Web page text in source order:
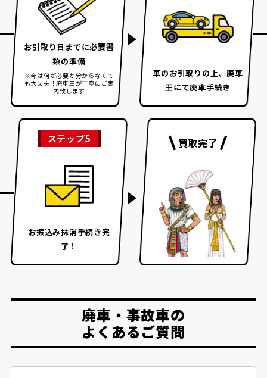
お引取り日までに必要書
類の準備
※今は何が必要か分からなくて
も大丈夫！廃車王が丁寧にご案
内致します
車のお引取りの上、廃車
王にて廃車手続き
ステップ5
お振込み抹消手続き完
了！
買取完了
廃車・事故車の
よくあるご質問